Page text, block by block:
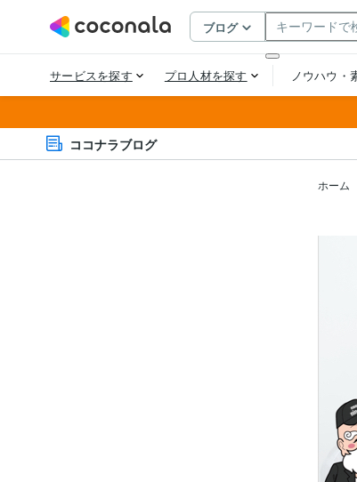
ココナラブログ
ホーム